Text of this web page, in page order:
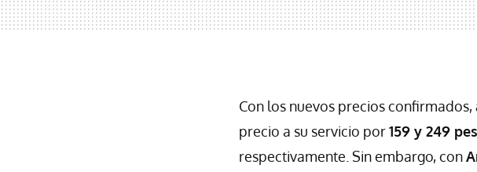
Con los nuevos precios confirmados,
precio a su servicio por159 y 249
respectivamente. Sin embargo, con